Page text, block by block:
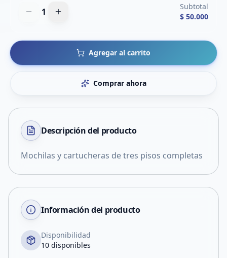
1
Subtotal
$ 50.000
Agregar al carrito
Comprar ahora
Descripción del producto
Mochilas y cartucheras de tres pisos completas
Información del producto
Disponibilidad
10 disponibles